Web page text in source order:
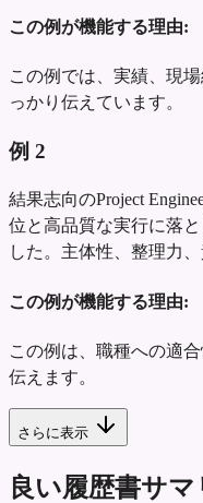
この例が機能する理由:
この例では、実績、現
っかり伝えています。
例 2
結果志向のProject
位と高品質な実行に落
した。主体性、整理力
この例が機能する理由:
この例は、職種への適
伝えます。
さらに表示
良い履歴書サ